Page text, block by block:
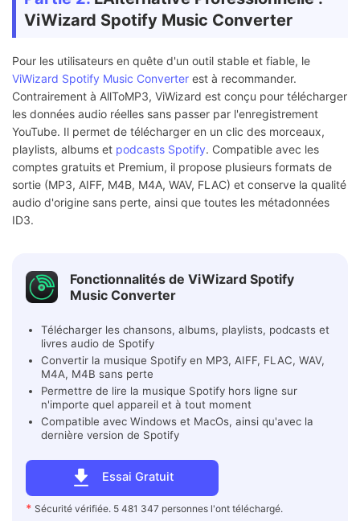
ViWizard Spotify Music Converter
Pour les utilisateurs en quête d'un outil stable et fiable, le
ViWizard Spotify Music Converter est à recommander.
Contrairement à AllToMP3, ViWizard est conçu pour télécharger
les données audio réelles sans passer par l'enregistrement
YouTube. Il permet de télécharger en un clic des morceaux,
playlists, albums et podcasts Spotify. Compatible avec les
comptes gratuits et Premium, il propose plusieurs formats de
sortie (MP3, AIFF, M4B, M4A, WAV, FLAC) et conserve la qualité
audio d'origine sans perte, ainsi que toutes les métadonnées
ID3.
Fonctionnalités de ViWizard Spotify
Music Converter
Essai Gratuit
* Sécurité vérifiée. 5 481 347 personnes l'ont téléchargé.
Télécharger les chansons, albums, playlists, podcasts et
livres audio de Spotify
Convertir la musique Spotify en MP3, AIFF, FLAC, WAV,
M4A, M4B sans perte
Permettre de lire la musique Spotify hors ligne sur
n'importe quel appareil et à tout moment
Compatible avec Windows et MacOs, ainsi qu'avec la
dernière version de Spotify